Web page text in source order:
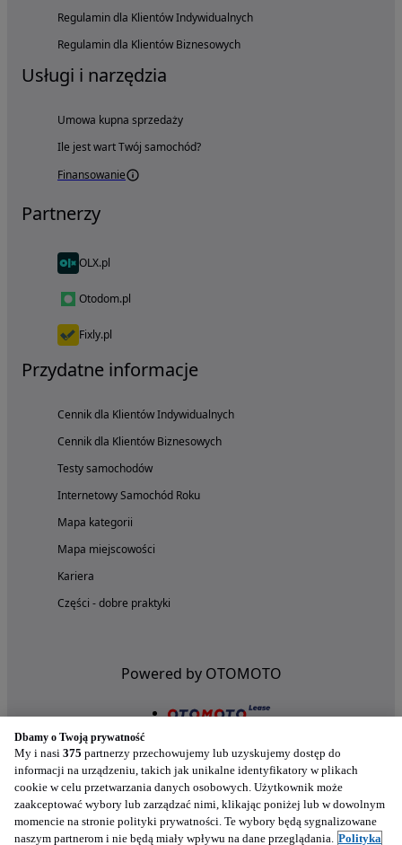
Regulamin dla Klientów Indywidualnych
Regulamin dla Klientów Biznesowych
Usługi i narzędzia
Umowa kupna sprzedaży
Ile jest wart Twój samochód?
Finansowanie
Partnerzy
OLX.pl
Otodom.pl
Fixly.pl
Przydatne informacje
Cennik dla Klientów Indywidualnych
Cennik dla Klientów Biznesowych
Testy samochodów
Internetowy Samochód Roku
Mapa kategorii
Mapa miejscowości
Kariera
Części - dobre praktyki
Powered by OTOMOTO
Dbamy o Twoją prywatność
My i nasi 375 partnerzy przechowujemy lub uzyskujemy dostęp do
informacji na urządzeniu, takich jak unikalne identyfikatory w plikach
cookie w celu przetwarzania danych osobowych. Użytkownik może
zaakceptować wybory lub zarządzać nimi, klikając poniżej lub w dowolnym
momencie na stronie polityki prywatności. Te wybory będą sygnalizowane
naszym partnerom i nie będą miały wpływu na dane przeglądania. Polityka